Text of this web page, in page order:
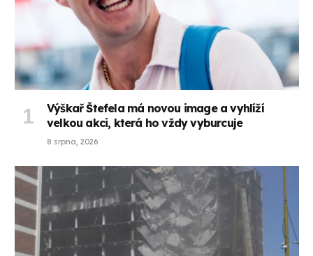
Výškař Štefela má novou image a vyhlíží
velkou akci, která ho vždy vyburcuje
8 srpna, 2026